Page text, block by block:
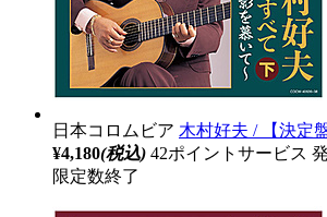
日本コロムビア 木村好夫 / 【決定
¥4,180(税込) 42ポイントサービス
限定数終了